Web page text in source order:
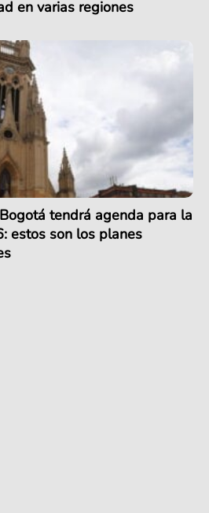
en varias regiones
tendrá agenda para la
estos son los planes